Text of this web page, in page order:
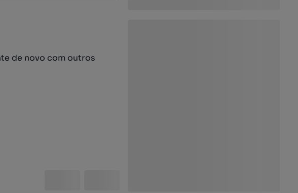
de novo com outros